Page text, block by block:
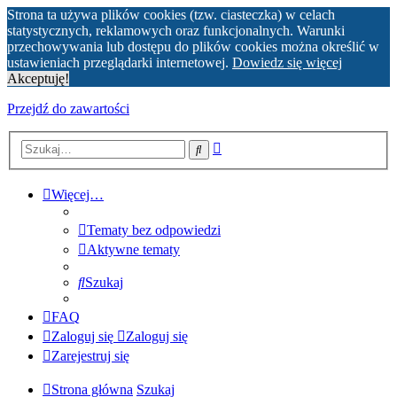
Strona ta używa plików cookies (tzw. ciasteczka) w celach
statystycznych, reklamowych oraz funkcjonalnych. Warunki
przechowywania lub dostępu do plików cookies można określić w
ustawieniach przeglądarki internetowej. Dowiedz się więcej
Akceptuję!
Przejdź do zawartości
Szukaj
Więcej…
Tematy bez odpowiedzi
Aktywne tematy
Szukaj
FAQ
Zaloguj się
Zaloguj się
Zarejestruj się
Strona główna Szukaj